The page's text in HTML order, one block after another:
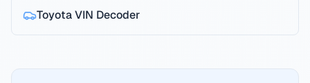
ToyotaVIN Decoder